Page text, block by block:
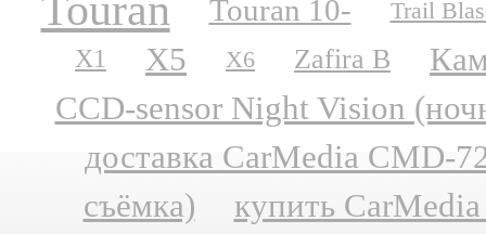
Touran 10- Trail
X1 X5 X6 Zafira B
CCD-sensor Night Vision
доставка CarMedia CMD-
съёмка)
купить